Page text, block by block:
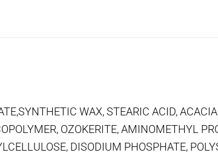
WAX, STEARIC ACID,
OZOKERITE, AMINOMETHYL
DISODIUM PHOSPHATE,